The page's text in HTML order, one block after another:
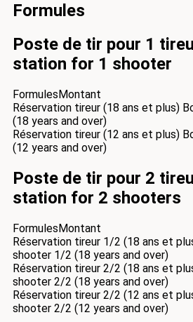
Formules
Poste de tir pour 1
station for 1 shooter
FormulesMontant
Réservation tireur (18 ans et plus)
(18 years and over)
Réservation tireur (12 ans et plus)
(12 years and over)
Poste de tir pour 2
station for 2 shooters
FormulesMontant
Réservation tireur 1/2 (18 ans et
shooter 1/2 (18 years and over)
Réservation tireur 2/2 (18 ans et
shooter 2/2 (18 years and over)
Réservation tireur 2/2 (12 ans et
shooter 2/2 (12 years and over)